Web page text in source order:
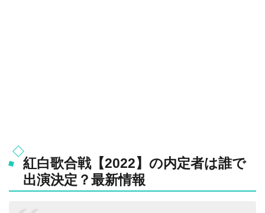
紅白歌合戦【2022】の内定者は誰で
出演決定？最新情報